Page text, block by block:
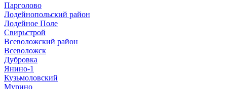
Парголово
Лодейнопольский район
Лодейное Поле
Свирьстрой
Всеволожский район
Всеволожск
Дубровка
Янино-1
Кузьмоловский
Мурино